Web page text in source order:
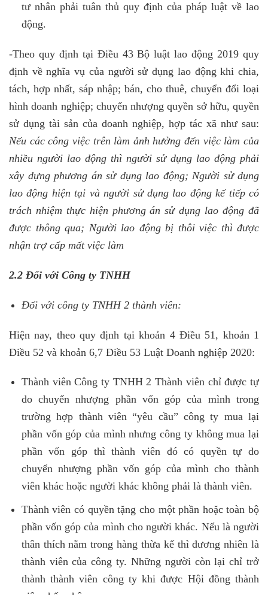
tư nhân phải tuân thủ quy định của pháp luật về lao
động.
-Theo quy định tại Điều 43 Bộ luật lao động 2019 quy
định về nghĩa vụ của người sử dụng lao động khi chia,
tách, hợp nhất, sáp nhập; bán, cho thuê, chuyển đổi loại
hình doanh nghiệp; chuyển nhượng quyền sở hữu, quyền
sử dụng tài sản của doanh nghiệp, hợp tác xã như sau:
Nếu các công việc trên làm ảnh hưởng đến việc làm của
nhiều người lao động thì người sử dụng lao động phải
xây dựng phương án sử dụng lao động; Người sử dụng
lao động hiện tại và người sử dụng lao động kế tiếp có
trách nhiệm thực hiện phương án sử dụng lao động đã
được thông qua; Người lao động bị thôi việc thì được
nhận trợ cấp mất việc làm
2.2 Đối với Công ty TNHH
Đối với công ty TNHH 2 thành viên:
Hiện nay, theo quy định tại khoản 4 Điều 51, khoản 1
Điều 52 và khoản 6,7 Điều 53 Luật Doanh nghiệp 2020:
Thành viên Công ty TNHH 2 Thành viên chỉ được tự
do chuyển nhượng phần vốn góp của mình trong
trường hợp thành viên “yêu cầu” công ty mua lại
phần vốn góp của mình nhưng công ty không mua lại
phần vốn góp thì thành viên đó có quyền tự do
chuyển nhượng phần vốn góp của mình cho thành
viên khác hoặc người khác không phải là thành viên.
Thành viên có quyền tặng cho một phần hoặc toàn bộ
phần vốn góp của mình cho người khác. Nếu là người
thân thích nằm trong hàng thừa kế thì đương nhiên là
thành viên của công ty. Những người còn lại chỉ trở
thành thành viên công ty khi được Hội đồng thành